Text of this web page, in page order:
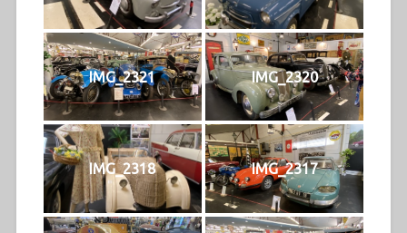
IMG_2321 IMG_2320
IMG_2318 IMG_2317